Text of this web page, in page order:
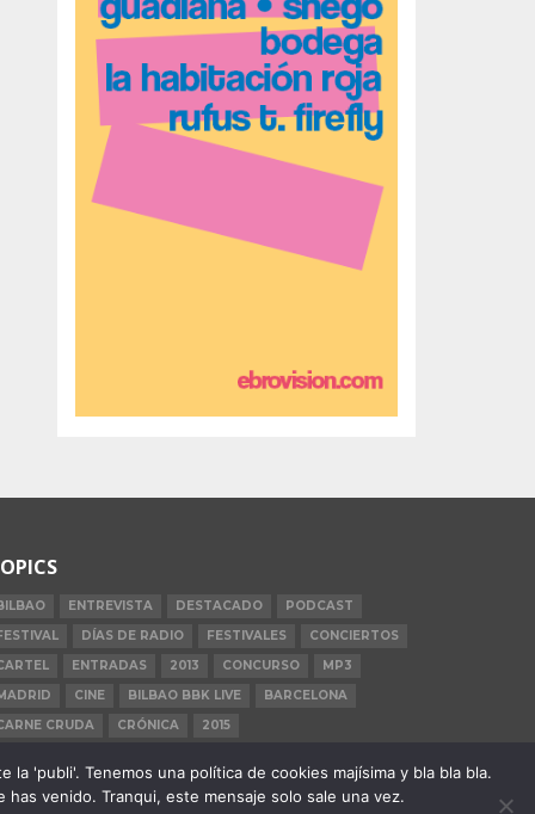
ENTREVISTA DESTACADO
PODCAST
DÍAS DE RADIO FESTIVALES
CONCIERTOS
ENTRADAS 2013 CONCURSO
MP3
CINE BILBAO BBK LIVE
BARCELONA
CRUDA
CRÓNICA 2015
'publi'. Tenemos una política de cookies majísima y bla bla bla.
venido. Tranqui, este mensaje solo sale una vez.